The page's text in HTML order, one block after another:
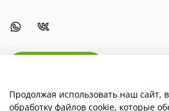
Продолжая использовать наш сайт,
обработку файлов cookie, которые